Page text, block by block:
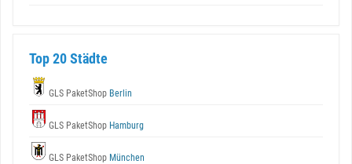
Top 20 Städte
GLS PaketShop Berlin
GLS PaketShop Hamburg
GLS PaketShop München